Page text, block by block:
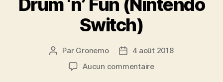
Switch)
Auteur
l’article
Par Gronemo
Date4 août 2018
Aucun commentairesur